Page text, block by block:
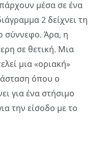
μέσα σε ένα
2 δείχνει τη
σύννεφο. Άρα, η
σε θετική. Μια
μια «οριακή»
όπου ο
για ένα στήσιμο
την είσοδο με το